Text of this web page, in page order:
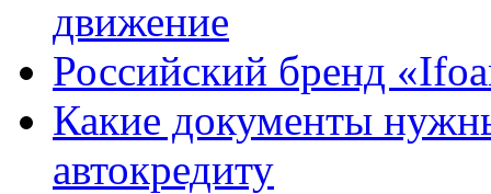
движение
Российский бренд
Какие документы
автокредиту